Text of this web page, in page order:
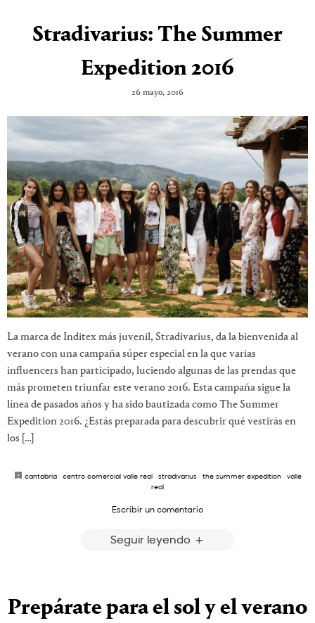
Stradivarius: The Summer
Expedition 2016
26 mayo, 2016
La marca de Inditex más juvenil, Stradivarius, da la bienvenida al
verano con una campaña súper especial en la que varias
influencers han participado, luciendo algunas de las prendas que
más prometen triunfar este verano 2016. Esta campaña sigue la
línea de pasados años y ha sido bautizada como The Summer
Expedition 2016. ¿Estás preparada para descubrir qué vestirás en
los […]
cantabria· centro comercial valle real· stradivarius· the summer expedition· valle
real
Escribir un comentario
Seguir leyendo
Prepárate para el sol y el verano